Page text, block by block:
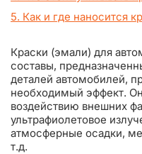
5. Как и где наносится
Краски (эмали) для
составы,
деталей автомобилей,
необходимый эффект.
воздействию внешних
ультрафиолетовое
атмосферные осадки,
т.д.